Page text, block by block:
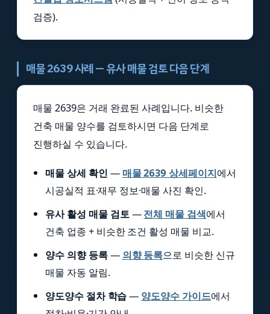
검증).
매물 2639 사례 — 유사 매물 검토 다음 단계
매물 2639은 거래 완료된 사례입니다. 비슷한
건축 매물 양수를 검토하시면 다음 단계로
진행하실 수 있습니다.
매물 상세 확인 — 매물 2639 상세페이지에서
시공실적 표·재무 정보·매물 사진 확인.
유사 활성 매물 검토—전체 매물 검색에서
건축 업종 + 비슷한 조건 활성 매물 비교.
양수 의향 등록— 의향 등록으로 비슷한 신규
매물 자동 알림.
양도양수 절차 학습— 양도양수 가이드에서